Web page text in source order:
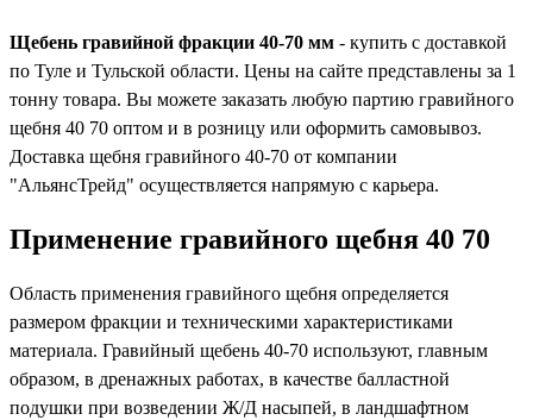
Щебень гравийной фракции 40-70 мм - купить с доставкой
по Туле и Тульской области. Цены на сайте представлены за 1
тонну товара. Вы можете заказать любую партию гравийного
щебня 40 70 оптом и в розницу или оформить самовывоз.
Доставка щебня гравийного 40-70 от компании
"АльянсТрейд" осуществляется напрямую с карьера.
Применение гравийного щебня 40 70
Область применения гравийного щебня определяется
размером фракции и техническими характеристиками
материала. Гравийный щебень 40-70 используют, главным
образом, в дренажных работах, в качестве балластной
подушки при возведении Ж/Д насыпей, в ландшафтном